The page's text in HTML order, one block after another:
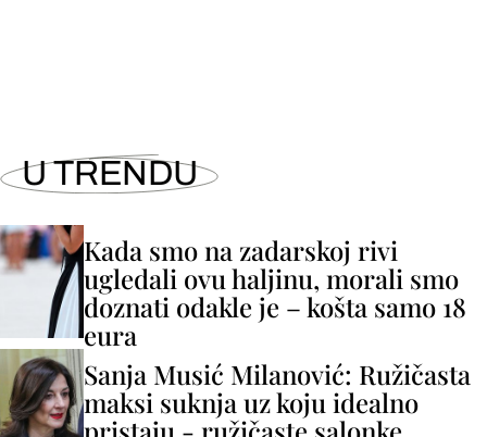
U TRENDU
Kada smo na zadarskoj rivi
ugledali ovu haljinu, morali smo
doznati odakle je – košta samo 18
eura
Sanja Musić Milanović: Ružičasta
maksi suknja uz koju idealno